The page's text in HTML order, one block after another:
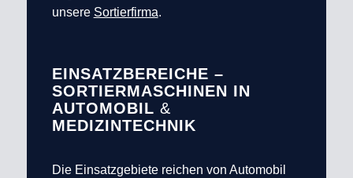
unsere Sortierfirma.
EINSATZBEREICHE –
SORTIERMASCHINEN IN
AUTOMOBIL &
MEDIZINTECHNIK
Die Einsatzgebiete reichen von Automobil